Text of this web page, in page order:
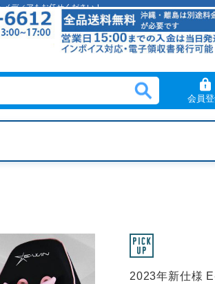
メディアもお任せください！
会員
2023年新仕様